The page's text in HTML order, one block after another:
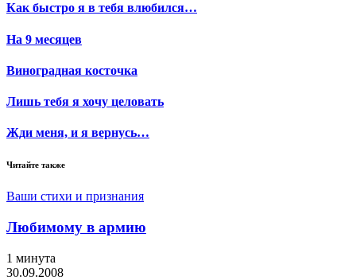
Как быстро я в тебя влюбился…
На 9 месяцев
Виноградная косточка
Лишь тебя я хочу целовать
Жди меня, и я вернусь…
Читайте также
Ваши стихи и признания
Любимому в армию
1 минута
30.09.2008